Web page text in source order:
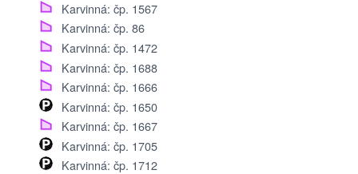
Seznamy
Adresáře
O projektu
Kontakty
Karvinná: čp. 1567
Karvinná: čp. 86
Karvinná: čp. 1472
Karvinná: čp. 1688
Karvinná: čp. 1666
Karvinná: čp. 1650
Karvinná: čp. 1667
Karvinná: čp. 1705
Karvinná: čp. 1712